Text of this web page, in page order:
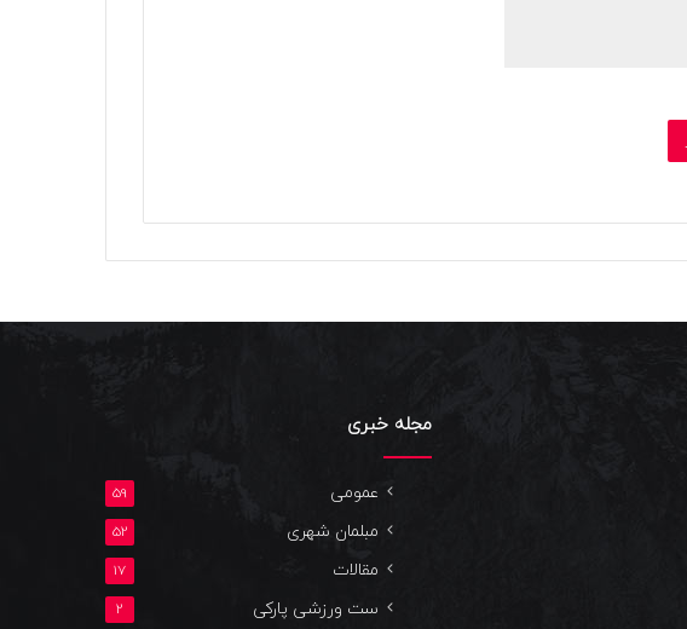
مجله خبری
عمومی 59
مبلمان شهری 52
مقالات 17
ست ورزشی پارکی 2